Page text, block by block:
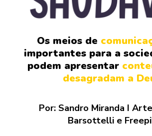
Os meios de
importantes para a
podem apresentar
desagradam a
Por: Sandro Miranda I
Barsottelli e